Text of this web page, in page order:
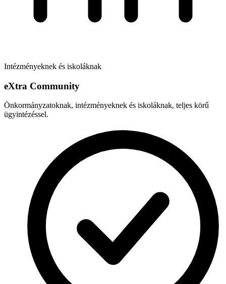
Intézményeknek és iskoláknak
eXtra Community
Önkormányzatoknak, intézményeknek és iskoláknak, teljes körű
ügyintézéssel.